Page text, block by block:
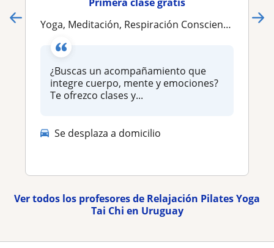
Primera clase gratis
Yoga, Meditación, Respiración Consciente. Acompañamiento Terapéutico Integral
¿Buscas un acompañamiento que
integre cuerpo, mente y emociones?
Te ofrezco clases y...
Se desplaza a domicilio
Ver todos los profesores de Relajación Pilates Yoga
Tai Chi en Uruguay